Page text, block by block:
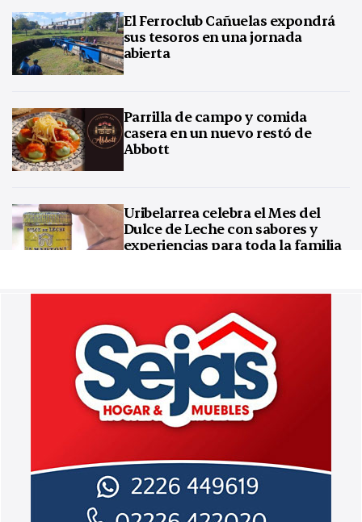
El Ferroclub Cañuelas expondrá
sus tesoros en una jornada
abierta
Parrilla de campo y comida
casera en un nuevo restó de
Abbott
Uribelarrea celebra el Mes del
Dulce de Leche con sabores y
experiencias para toda la familia